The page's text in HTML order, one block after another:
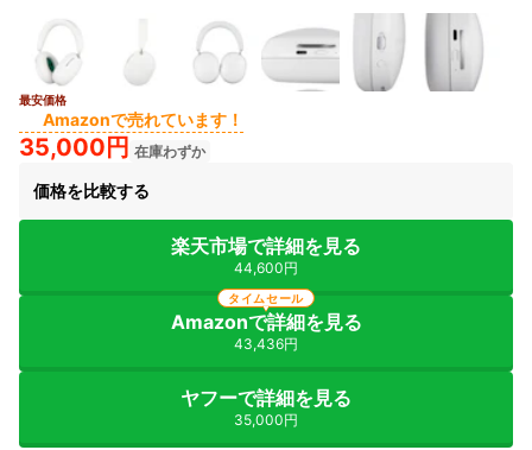
最安価格
Amazonで売れています！
35,000円 在庫わずか
価格を比較する
楽天市場で詳細を見る
44,600円
Amazonで詳細を見る
43,436円
タイムセール
ヤフーで詳細を見る
35,000円